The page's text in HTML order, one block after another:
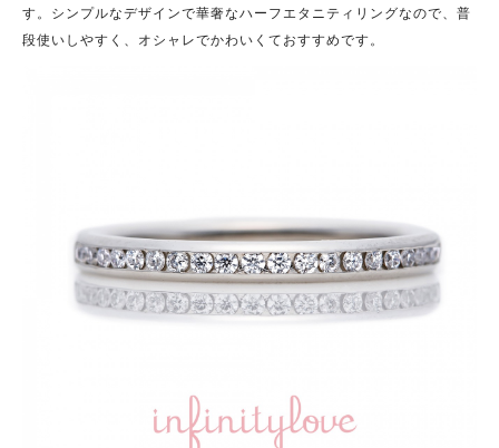
す。シンプルなデザインで華奢なハーフエタニティリングなので、普
段使いしやすく、オシャレでかわいくておすすめです。